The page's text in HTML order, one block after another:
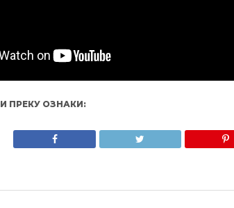
ПРЕКУ ОЗНАКИ: